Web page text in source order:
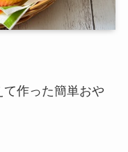
作った簡単おや